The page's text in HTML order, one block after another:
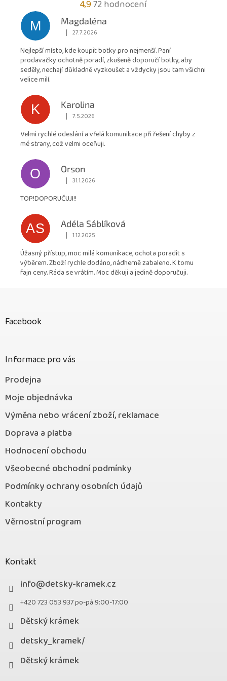
4,9Průměrné
hodnocení
obchodu
4,9
z
72 hodnocení
M
Magdaléna
Hodnocení obchodu je 5 z 5 hvězdiček.
| 27.7.2026
Nejlepší místo, kde koupit botky pro nejmenší. Paní
prodavačky ochotně poradí, zkušeně doporučí botky, aby
seděly, nechají důkladně vyzkoušet a vždycky jsou tam všichni
velice milí.
K
Karolina
Hodnocení obchodu je 5 z 5 hvězdiček.
| 7.5.2026
Velmi rychlé odeslání a vřelá komunikace při řešení chyby z
mé strany, což velmi oceňuji.
O
Orson
Hodnocení obchodu je 5 z 5 hvězdiček.
| 31.1.2026
TOP!DOPORUČUJI!!
AS
Adéla Sáblíková
Hodnocení obchodu je 5 z 5 hvězdiček.
| 1.12.2025
Úžasný přístup, moc milá komunikace, ochota poradit s
výběrem. Zboží rychle dodáno, nádherně zabaleno. K tomu
fajn ceny. Ráda se vrátím. Moc děkuji a jedině doporučuji.
Facebook
Informace pro vás
Prodejna
Moje objednávka
Výměna nebo vrácení zboží, reklamace
Doprava a platba
Hodnocení obchodu
Všeobecné obchodní podmínky
Podmínky ochrany osobních údajů
Kontakty
Věrnostní program
Kontakt
info@detsky-kramek.cz
+420 723 053 937 po-pá 9:00-17:00
Dětský krámek
detsky_kramek/
Dětský krámek